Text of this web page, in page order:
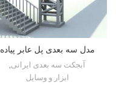
مدل سه بعدی پل عابر پیاده
آبجکت سه بعدی ایرانی,
ابزار و وسایل